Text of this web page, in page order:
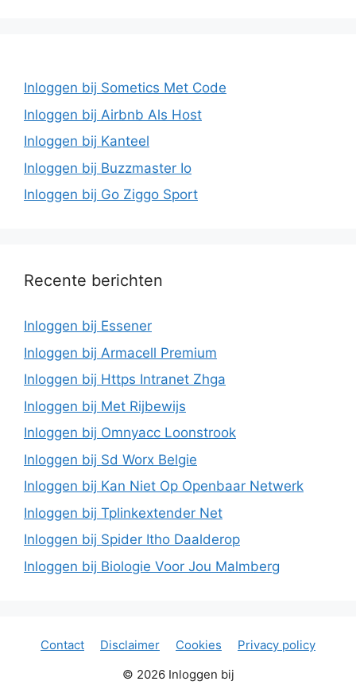
Inloggen bij Sometics Met Code
Inloggen bij Airbnb Als Host
Inloggen bij Kanteel
Inloggen bij Buzzmaster Io
Inloggen bij Go Ziggo Sport
Recente berichten
Inloggen bij Essener
Inloggen bij Armacell Premium
Inloggen bij Https Intranet Zhga
Inloggen bij Met Rijbewijs
Inloggen bij Omnyacc Loonstrook
Inloggen bij Sd Worx Belgie
Inloggen bij Kan Niet Op Openbaar Netwerk
Inloggen bij Tplinkextender Net
Inloggen bij Spider Itho Daalderop
Inloggen bij Biologie Voor Jou Malmberg
Contact Disclaimer Cookies
Privacy policy
© 2026 Inloggen bij